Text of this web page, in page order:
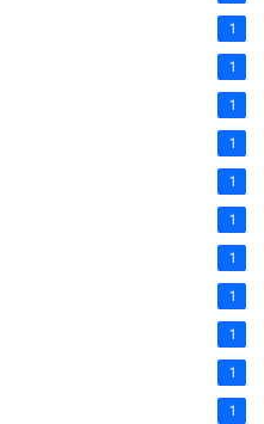
1
1
1
1
1
1
1
1
1
1
1